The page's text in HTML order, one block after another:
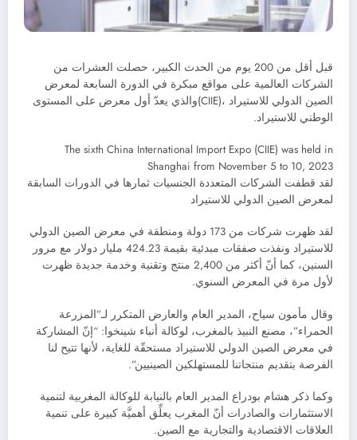
قبل أقل من 200 يوم من الحدث الكبير، حصلت العشرات من
الشركات العالمية على مواقع مبكرة في الدورة السابعة لمعرض
الصين الدولي للاستيراد ،(CIIE)والذي يعدّ أول معرض على المستوى
الوطني للاستيراد.
The sixth China International Import Expo (CIIE) was held in
Shanghai from November 5 to 10, 2023
لقد قطفت الشركات المتعددة الجنسيات ثمارها في الدورات السابقة
لمعرض الصين الدولي للاستيراد
لقد ظهرت شركات من 173 دولة ومنطقة في معرض الصين الدولي
للاستيراد ونفذت صفقات مبدئية بقيمة 424.23 مليار دولار مع مرور
السنين، كما أنّ أكثر من 2,400 منتج وتقنية وخدمة جديدة ظهرت
لأول مرة في المعرض السنوي.
وقال مأمون سياح، المدير العام والعارض المتكرر لـ”المزرعة
الحمراء”، مصنع النبيذ بالمغرب، لوكالة أنباء شينخوا: “إنّ المشاركة
في معرض الصين الدولي للاستيراد مستحقّة للغاية، لأنها تتيح لنا
الفرصة بتقديم منتجاتنا للمستهلكين الصينيين”.
وكما ذكر هشام بودراع المدير العام بالنيابة للوكالة المغربية لتنمية
الاستثمارات والصادرات أنّ المغرب يعلِّق أهميَّة كبيرة على تنمية
العلاقات الاقتصادية والتجارية مع الصين.